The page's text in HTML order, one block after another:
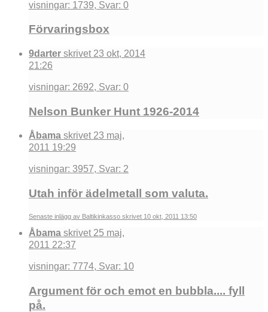
visningar: 1739, Svar: 0
Förvaringsbox
9darter skrivet 23 okt, 2014
21:26
visningar: 2692, Svar: 0
Nelson Bunker Hunt 1926-2014
Åbama skrivet 23 maj,
2011 19:29
visningar: 3957, Svar: 2
Utah inför ädelmetall som valuta.
Senaste inlägg av Baltikinkasso skrivet 10 okt, 2011 13:50
Åbama skrivet 25 maj,
2011 22:37
visningar: 7774, Svar: 10
Argument för och emot en bubbla.... fyll
på.